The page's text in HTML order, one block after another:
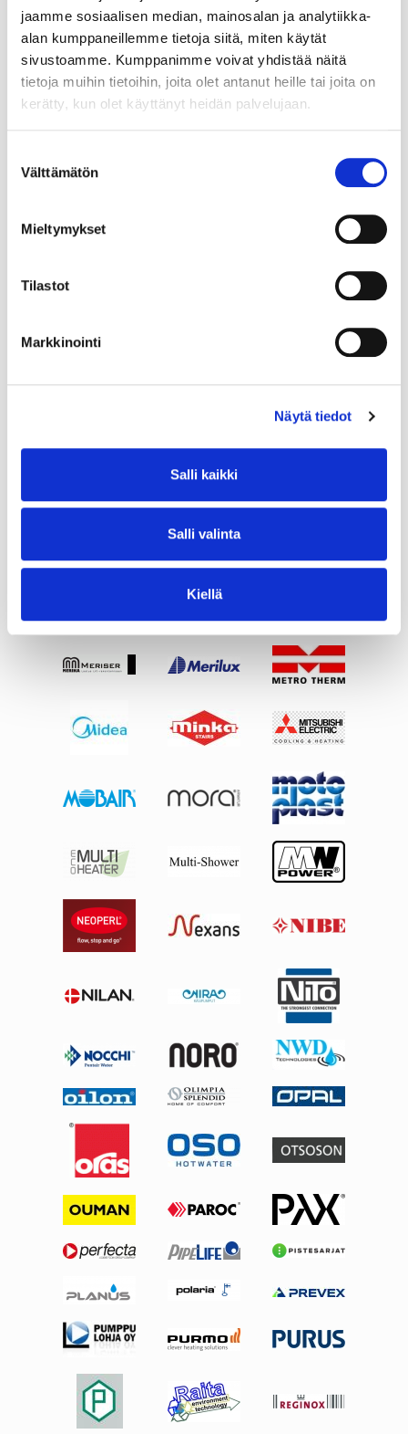
jaamme sosiaalisen median, mainosalan ja analytiikka-
alan kumppaneillemme tietoja siitä, miten käytät
sivustoamme. Kumppanimme voivat yhdistää näitä
tietoja muihin tietoihin, joita olet antanut heille tai joita on
kerätty, kun olet käyttänyt heidän palvelujaan.
valinta
Välttämätön
Mieltymykset
Tilastot
Markkinointi
Näytä tiedot
Salli kaikki
Salli valinta
Kiellä